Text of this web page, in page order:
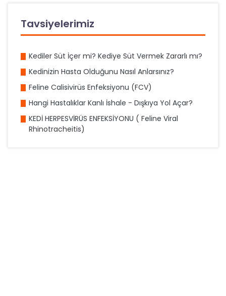
Tavsiyelerimiz
Kediler Süt İçer mi? Kediye Süt Vermek Zararlı mı?
Kedinizin Hasta Olduğunu Nasıl Anlarsınız?
Feline Calisivirüs Enfeksiyonu (FCV)
Hangi Hastalıklar Kanlı İshale - Dışkıya Yol Açar?
KEDİ HERPESVİRÜS ENFEKSİYONU ( Feline Viral
Rhinotracheitis)